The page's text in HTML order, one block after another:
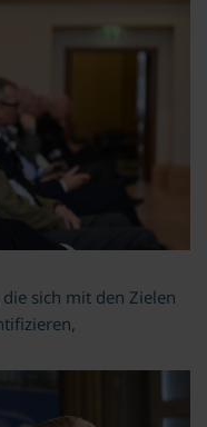
sich mit den Zielen